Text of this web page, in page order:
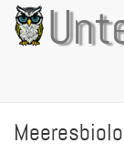
Direkt
zum
Inhalt